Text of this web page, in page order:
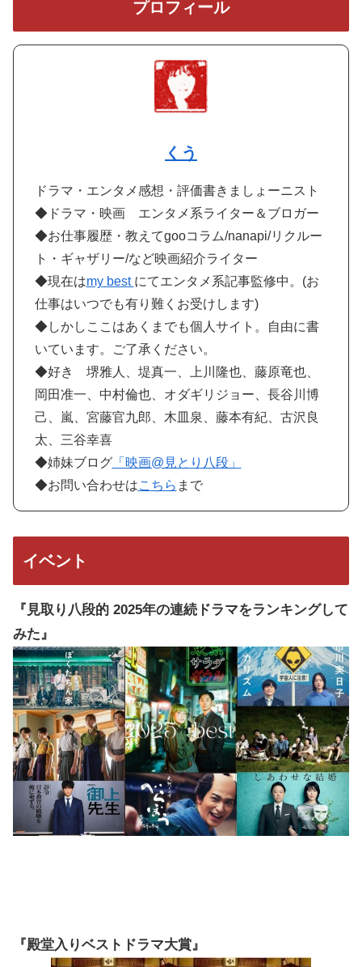
プロフィール
くう
ドラマ・エンタメ感想・評価書きましょーニスト
◆ドラマ・映画 エンタメ系ライター＆ブロガー
◆お仕事履歴・教えてgooコラム/nanapi/リクルー
ト・ギャザリー/など映画紹介ライター
◆現在はmy best にてエンタメ系記事監修中。(お
仕事はいつでも有り難くお受けします)
◆しかしここはあくまでも個人サイト。自由に書
いています。ご了承ください。
◆好き 堺雅人、堤真一、上川隆也、藤原竜也、
岡田准一、中村倫也、オダギリジョー、長谷川博
己、嵐、宮藤官九郎、木皿泉、藤本有紀、古沢良
太、三谷幸喜
◆姉妹ブログ「映画@見とり八段」
◆お問い合わせはこちら まで
イベント
『見取り八段的 2025年の連続ドラマをランキングして
みた』
『殿堂入りベストドラマ大賞』